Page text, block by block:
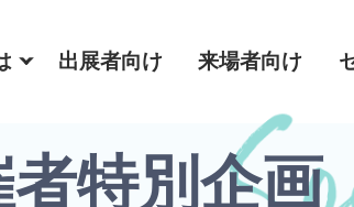
出展者向け 来場者向け
者特別企画